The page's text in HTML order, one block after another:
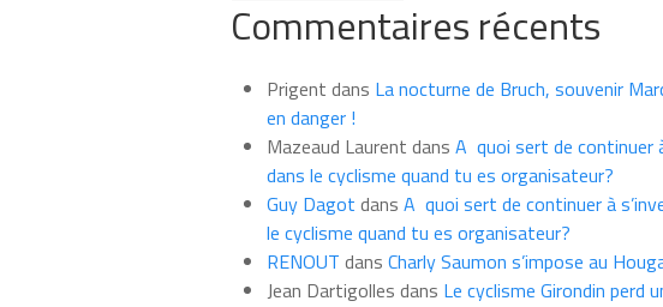
les
news
mois
Commentaires récents
Prigent dans La nocturne de Bruch, souvenir
en danger !
Mazeaud Laurent dans A quoi sert de continuer
dans le cyclisme quand tu es organisateur?
Guy Dagot dans A quoi sert de continuer à
le cyclisme quand tu es organisateur?
RENOUT dans Charly Saumon s’impose au
Jean Dartigolles dans Le cyclisme Girondin perd